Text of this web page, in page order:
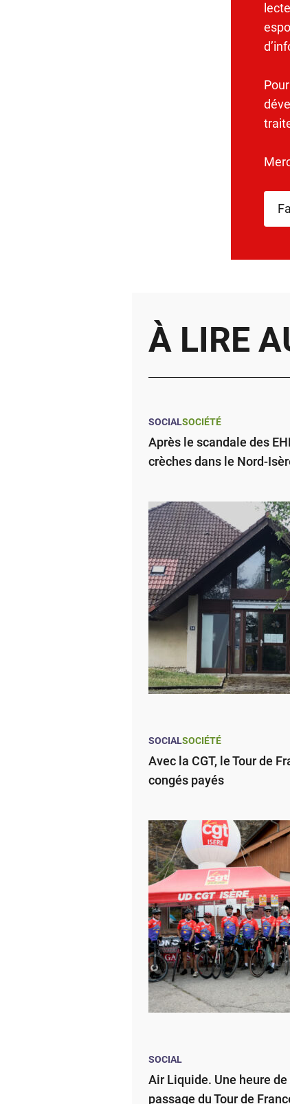
À LIRE
SOCIALSOCIÉTÉ
Après le scandale des
crèches dans le Nord-
SOCIALSOCIÉTÉ
Avec la CGT, le Tour de
congés payés
SOCIAL
Air Liquide. Une heure
passage du Tour de